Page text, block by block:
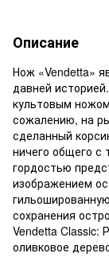
Описание
Нож «Vendetta»
давней
культовым
сожалению, на
сделанный
ничего общего
гордостью
изображением
сохранения
Vendetta Classic:
оливковое